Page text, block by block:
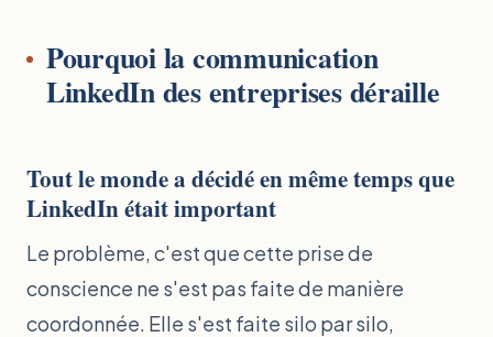
Pourquoi la communication
LinkedIn des entreprises déraille
Tout le monde a décidé en même temps que
LinkedIn était important
Le problème, c'est que cette prise de
conscience ne s'est pas faite de manière
coordonnée. Elle s'est faite silo par silo,